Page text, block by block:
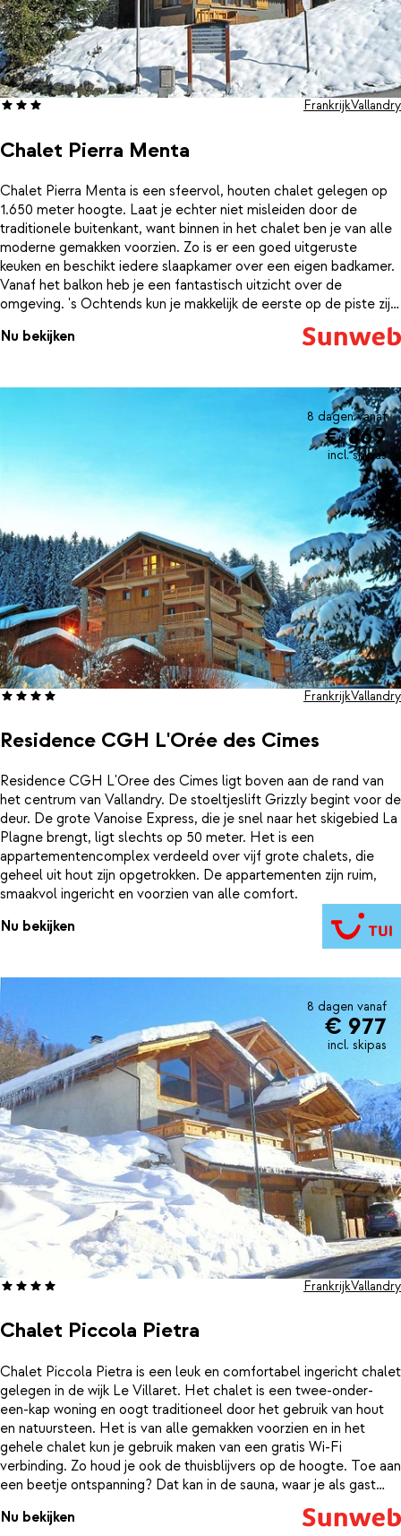
Chalet Pierra Menta
FrankrijkVallandry
Chalet Pierra Menta is een sfeervol, houten chalet gelegen op
1.650 meter hoogte. Laat je echter niet misleiden door de
traditionele buitenkant, want binnen in het chalet ben je van alle
moderne gemakken voorzien. Zo is er een goed uitgeruste
keuken en beschikt iedere slaapkamer over een eigen badkamer.
Vanaf het balkon heb je een fantastisch uitzicht over de
omgeving. 's Ochtends kun je makkelijk de eerste op de piste zijn,
skiën, is het heerlijk opwarmen bij de open haard. Met een verblijf
Nu bekijken
8 dagen vanaf
€ 869
incl. skipas
Residence CGH L'Orée des Cimes
FrankrijkVallandry
Residence CGH L'Oree des Cimes ligt boven aan de rand van
het centrum van Vallandry. De stoeltjeslift Grizzly begint voor de
deur. De grote Vanoise Express, die je snel naar het skigebied La
Plagne brengt, ligt slechts op 50 meter. Het is een
appartementencomplex verdeeld over vijf grote chalets, die
geheel uit hout zijn opgetrokken. De appartementen zijn ruim,
smaakvol ingericht en voorzien van alle comfort.
Nu bekijken
8 dagen vanaf
€ 977
incl. skipas
Chalet Piccola Pietra
FrankrijkVallandry
Chalet Piccola Pietra is een leuk en comfortabel ingericht chalet
gelegen in de wijk Le Villaret. Het chalet is een twee-onder-
een-kap woning en oogt traditioneel door het gebruik van hout
en natuursteen. Het is van alle gemakken voorzien en in het
gehele chalet kun je gebruik maken van een gratis Wi-Fi
verbinding. Zo houd je ook de thuisblijvers op de hoogte. Toe aan
een beetje ontspanning? Dat kan in de sauna, waar je als gast
betekent niet alleen geweldig skiën in een mooi gebied, maar
Nu bekijken